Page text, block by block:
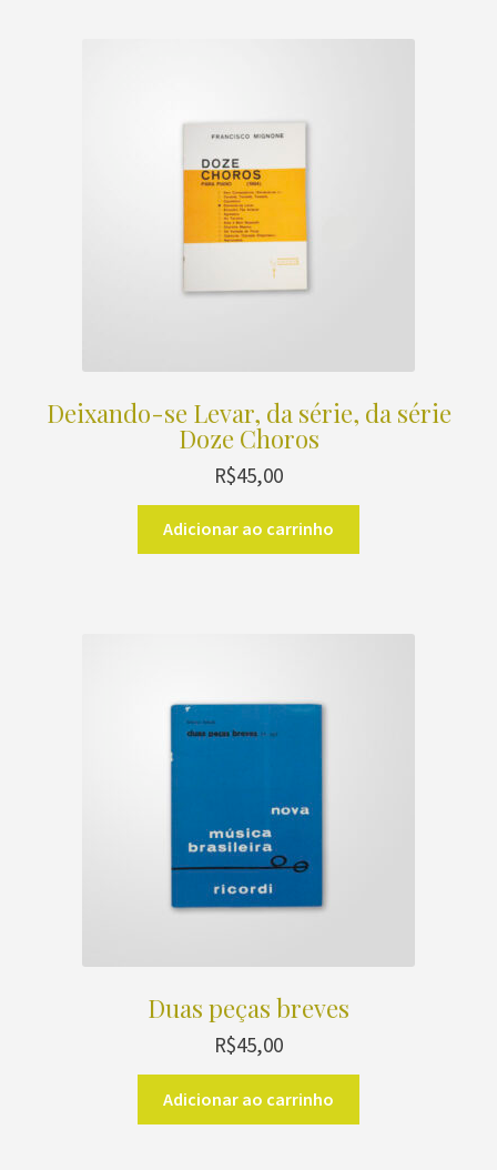
Deixando-se Levar, da série, da série
Doze Choros
R$45,00
Adicionar ao carrinho
Duas peças breves
R$45,00
Adicionar ao carrinho